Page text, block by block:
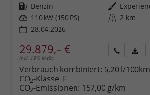
Kraftstoff Benzin Außenfarbe
Leistung 110 kW (150 PS) Kilometerstand 2 km
28.04.2026
29.879,– €
incl. 19% MwSt.
anfordern
Datei,
Verbrauch kombiniert: 6,20 l/100km
CO2-Klasse: F
CO2-Emissionen: 157,00 g/km